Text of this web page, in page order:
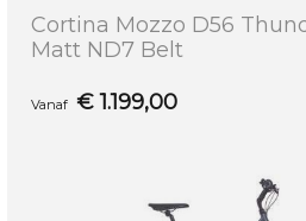
Cortina Mozzo D56
Matt ND7 Belt
Vanaf € 1.199,00